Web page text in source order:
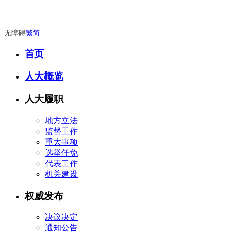
无障碍繁简
首页
人大概览
人大履职
地方立法
监督工作
重大事项
选举任免
代表工作
机关建设
权威发布
决议决定
通知公告